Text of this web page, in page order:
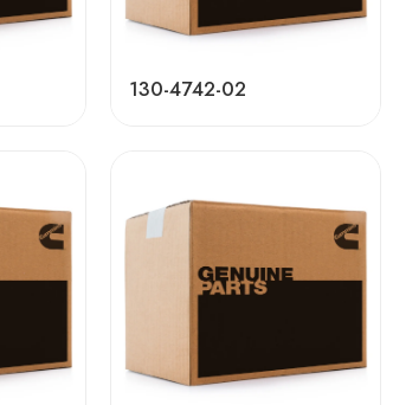
130-4742-02